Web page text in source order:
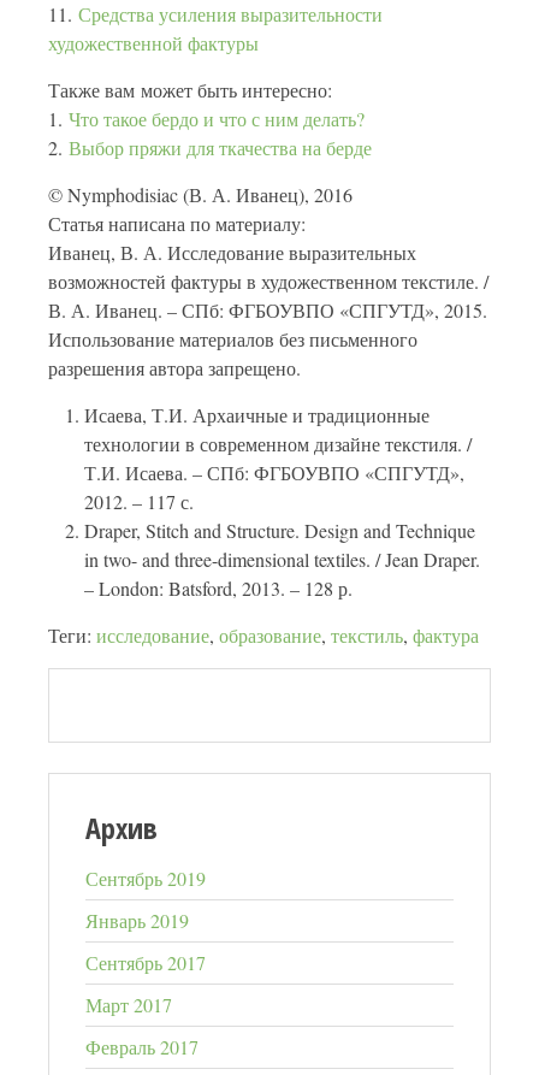
11. Средства усиления выразительности
художественной фактуры
Также вам может быть интересно:
1. Что такое бердо и что с ним делать?
2. Выбор пряжи для ткачества на берде
© Nymphodisiac (В. А. Иванец), 2016
Статья написана по материалу:
Иванец, В. А. Исследование выразительных
возможностей фактуры в художественном текстиле. /
В. А. Иванец. – СПб: ФГБОУВПО «СПГУТД», 2015.
Использование материалов без письменного
разрешения автора запрещено.
Исаева, Т.И. Архаичные и традиционные
технологии в современном дизайне текстиля. /
Т.И. Исаева. – СПб: ФГБОУВПО «СПГУТД»,
2012. – 117 с.
Draper, Stitch and Structure. Design and Technique
in two- and three-dimensional textiles. / Jean Draper.
– London: Batsford, 2013. – 128 р.
Теги: исследование, образование, текстиль, фактура
Архив
Сентябрь 2019
Январь 2019
Сентябрь 2017
Март 2017
Февраль 2017